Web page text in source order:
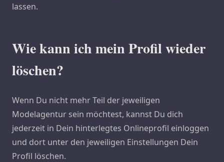
lassen.
Wie kann ich mein Profil wieder
löschen?
Wenn Du nicht mehr Teil der jeweiligen
Modelagentur sein möchtest, kannst Du dich
jederzeit in Dein hinterlegtes Onlineprofil einloggen
und dort unter den jeweiligen Einstellungen Dein
Profil löschen.